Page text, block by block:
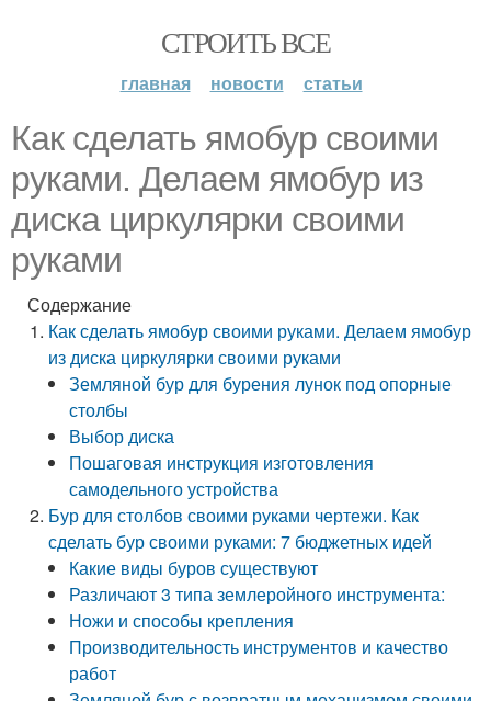
СТРОИТЬ ВСЕ
главная новости статьи
Как сделать ямобур своими
руками. Делаем ямобур из
диска циркулярки своими
руками
Содержание
Как сделать ямобур своими руками. Делаем ямобур
из диска циркулярки своими руками
Земляной бур для бурения лунок под опорные
столбы
Выбор диска
Пошаговая инструкция изготовления
самодельного устройства
Бур для столбов своими руками чертежи. Как
сделать бур своими руками: 7 бюджетных идей
Какие виды буров существуют
Различают 3 типа землеройного инструмента:
Ножи и способы крепления
Производительность инструментов и качество
работ